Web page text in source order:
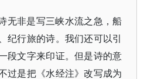
无非是写三峡水流之急，船
纪行旅的诗。我们还可以引
段文字来印证。但是诗的意
过是把《水经注》改写成为